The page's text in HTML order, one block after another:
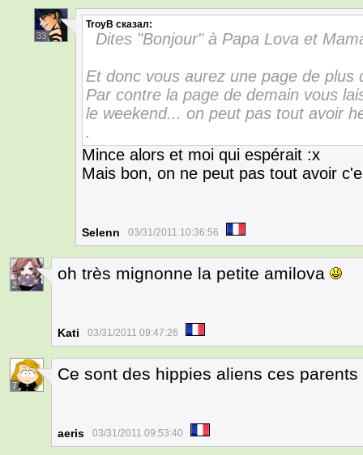
33
TroyB сказал:
Dites "Bonjour" à Papa Lova et
Et donc vous aurez une page de
Par contre la page de demain vous
le weekend... on peut pas tout avoir
.
Mince alors et moi qui espérait :x
Mais bon, on ne peut pas tout avoir
Selenn 03/31/2011 10:36:56
2
oh très mignonne la petite amilova
Kati 03/31/2011 09:47:26
7
Ce sont des hippies aliens ces parents
aeris 03/31/2011 09:53:40